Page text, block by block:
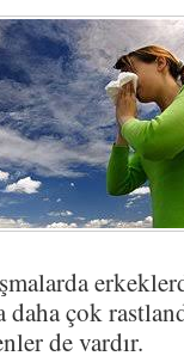
daha çok
de vardır.